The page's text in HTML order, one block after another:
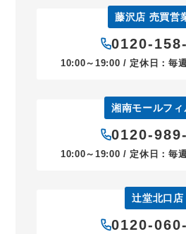
藤沢店 売買営
0120-
10:00～19:00 / 定休日：毎
湘南モールフィ
0120-
10:00～19:00 / 定休日：毎
辻堂北口店
0120-